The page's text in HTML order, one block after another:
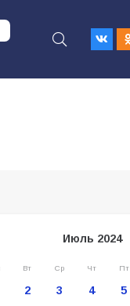
Июль 2024
Вт Ср Чт Пт
2 3 4 5